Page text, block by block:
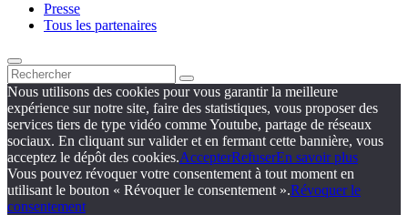
Presse
Tous les partenaires
Nous utilisons des cookies pour vous garantir la meilleure
expérience sur notre site, faire des statistiques, vous proposer des
services tiers de type vidéo comme Youtube, partage de réseaux
sociaux. En cliquant sur valider et en fermant cette bannière, vous
acceptez le dépôt des cookies.AccepterRefuserEn savoir plus
Vous pouvez révoquer votre consentement à tout moment en
utilisant le bouton « Révoquer le consentement ».Révoquer le
consentement